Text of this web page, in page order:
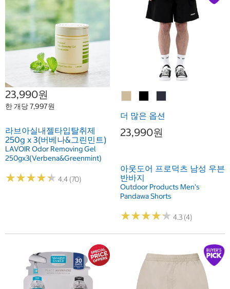
23,990원
한 개당 7,997원
라브아실내젤타입탈취제
250g x 3(버베나&그린민트)
LAVOIR Odor Removing Gel
250gx3(Verbena&Greenmint)
★★★★★
★★★★★ 4.4 (70)
더 많은 옵션
23,990원
아웃도어 프로덕츠 남성 우븐
반바지
Outdoor Products Men's
Pandawa Shorts
★★★★★
★★★★★ 4.3 (4)